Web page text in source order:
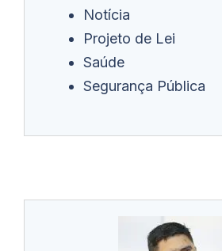
Notícia
Projeto de Lei
Saúde
Segurança Pública